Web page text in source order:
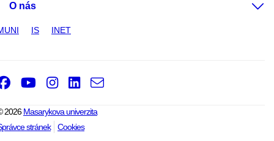
O nás
IS INET
2026Masarykova univerzita
stránek
Cookies
Facebook
Youtube
Instagram
LinkedIn
e-